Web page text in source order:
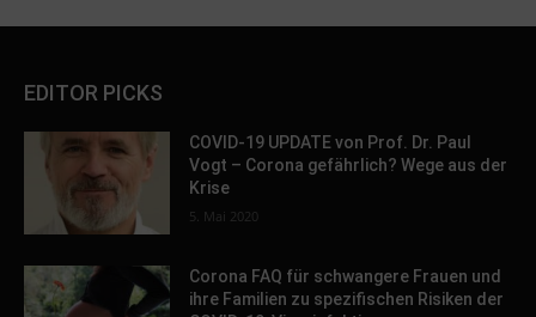
EDITOR PICKS
COVID-19 UPDATE von Prof. Dr. Paul
Vogt – Corona gefährlich? Wege aus der
Krise
5. Mai 2020
Corona FAQ für schwangere Frauen und
ihre Familien zu spezifischen Risiken der